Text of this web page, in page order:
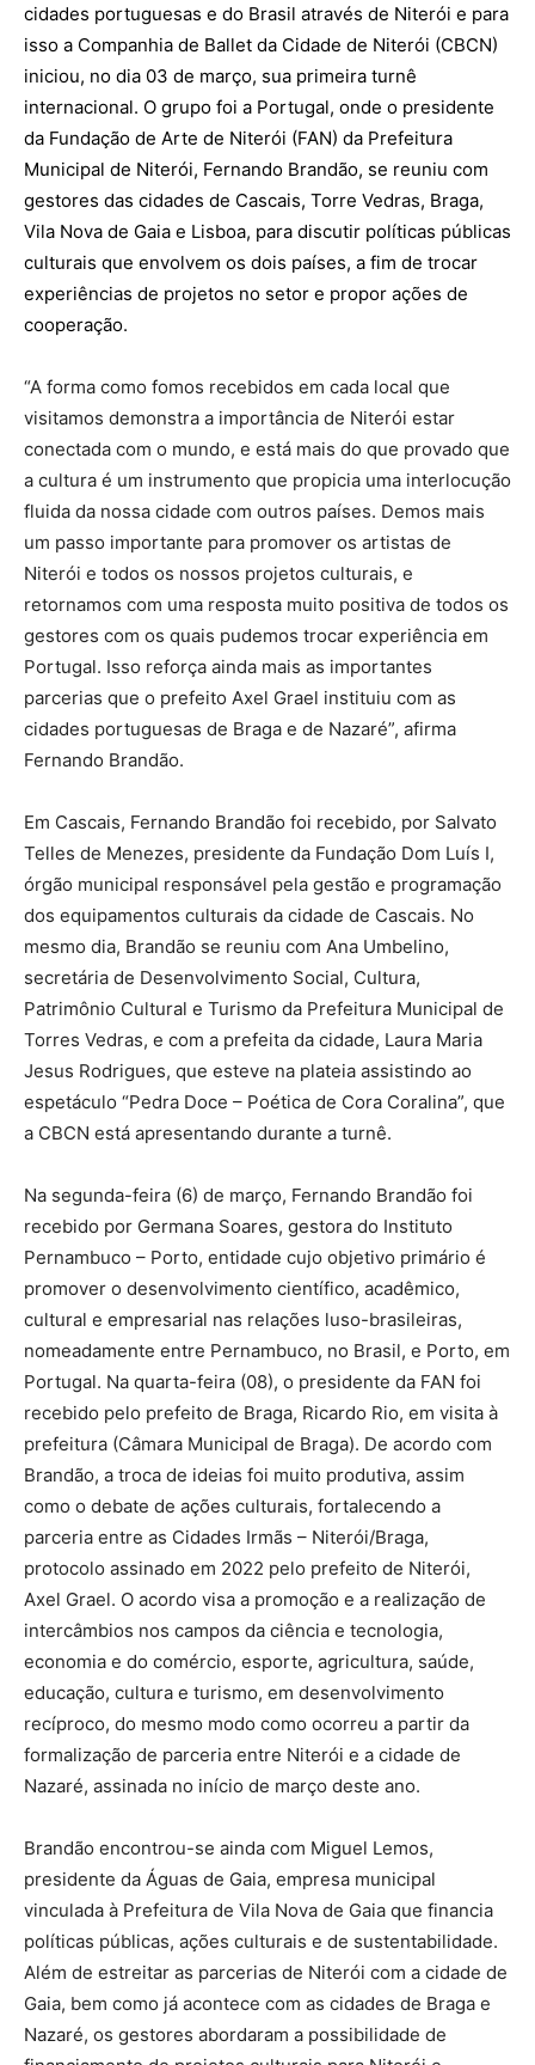
cidades portuguesas e do Brasil através de Niterói e para
isso a Companhia de Ballet da Cidade de Niterói (CBCN)
iniciou, no dia 03 de março, sua primeira turnê
internacional. O grupo foi a Portugal, onde o presidente
da Fundação de Arte de Niterói (FAN) da Prefeitura
Municipal de Niterói, Fernando Brandão, se reuniu com
gestores das cidades de Cascais, Torre Vedras, Braga,
Vila Nova de Gaia e Lisboa, para discutir políticas públicas
culturais que envolvem os dois países, a fim de trocar
experiências de projetos no setor e propor ações de
cooperação.
“A forma como fomos recebidos em cada local que
visitamos demonstra a importância de Niterói estar
conectada com o mundo, e está mais do que provado que
a cultura é um instrumento que propicia uma interlocução
fluida da nossa cidade com outros países. Demos mais
um passo importante para promover os artistas de
Niterói e todos os nossos projetos culturais, e
retornamos com uma resposta muito positiva de todos os
gestores com os quais pudemos trocar experiência em
Portugal. Isso reforça ainda mais as importantes
parcerias que o prefeito Axel Grael instituiu com as
cidades portuguesas de Braga e de Nazaré”, afirma
Fernando Brandão.
Em Cascais, Fernando Brandão foi recebido, por Salvato
Telles de Menezes, presidente da Fundação Dom Luís I,
órgão municipal responsável pela gestão e programação
dos equipamentos culturais da cidade de Cascais. No
mesmo dia, Brandão se reuniu com Ana Umbelino,
secretária de Desenvolvimento Social, Cultura,
Patrimônio Cultural e Turismo da Prefeitura Municipal de
Torres Vedras, e com a prefeita da cidade, Laura Maria
Jesus Rodrigues, que esteve na plateia assistindo ao
espetáculo “Pedra Doce – Poética de Cora Coralina”, que
a CBCN está apresentando durante a turnê.
Na segunda-feira (6) de março, Fernando Brandão foi
recebido por Germana Soares, gestora do Instituto
Pernambuco – Porto, entidade cujo objetivo primário é
promover o desenvolvimento científico, acadêmico,
cultural e empresarial nas relações luso-brasileiras,
nomeadamente entre Pernambuco, no Brasil, e Porto, em
Portugal. Na quarta-feira (08), o presidente da FAN foi
recebido pelo prefeito de Braga, Ricardo Rio, em visita à
prefeitura (Câmara Municipal de Braga). De acordo com
Brandão, a troca de ideias foi muito produtiva, assim
como o debate de ações culturais, fortalecendo a
parceria entre as Cidades Irmãs – Niterói/Braga,
protocolo assinado em 2022 pelo prefeito de Niterói,
Axel Grael. O acordo visa a promoção e a realização de
intercâmbios nos campos da ciência e tecnologia,
economia e do comércio, esporte, agricultura, saúde,
educação, cultura e turismo, em desenvolvimento
recíproco, do mesmo modo como ocorreu a partir da
formalização de parceria entre Niterói e a cidade de
Nazaré, assinada no início de março deste ano.
Brandão encontrou-se ainda com Miguel Lemos,
presidente da Águas de Gaia, empresa municipal
vinculada à Prefeitura de Vila Nova de Gaia que financia
políticas públicas, ações culturais e de sustentabilidade.
Além de estreitar as parcerias de Niterói com a cidade de
Gaia, bem como já acontece com as cidades de Braga e
Nazaré, os gestores abordaram a possibilidade de